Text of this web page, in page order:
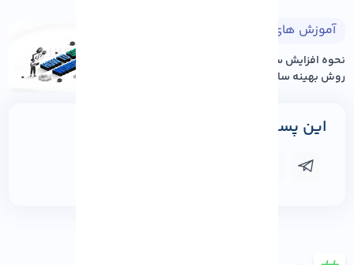
آموزش های وردپرس
روش بهینه سازی عم...
این پست را به اشتراک بگذارید